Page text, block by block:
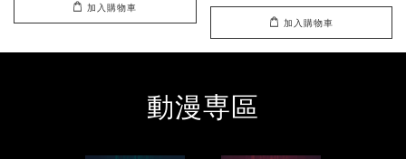
加入購物車
加入購物車
動漫専區